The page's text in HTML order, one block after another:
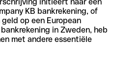
initieert naar een
KB bankrekening, of
op een European
in Zweden, heb
met andere essentiële